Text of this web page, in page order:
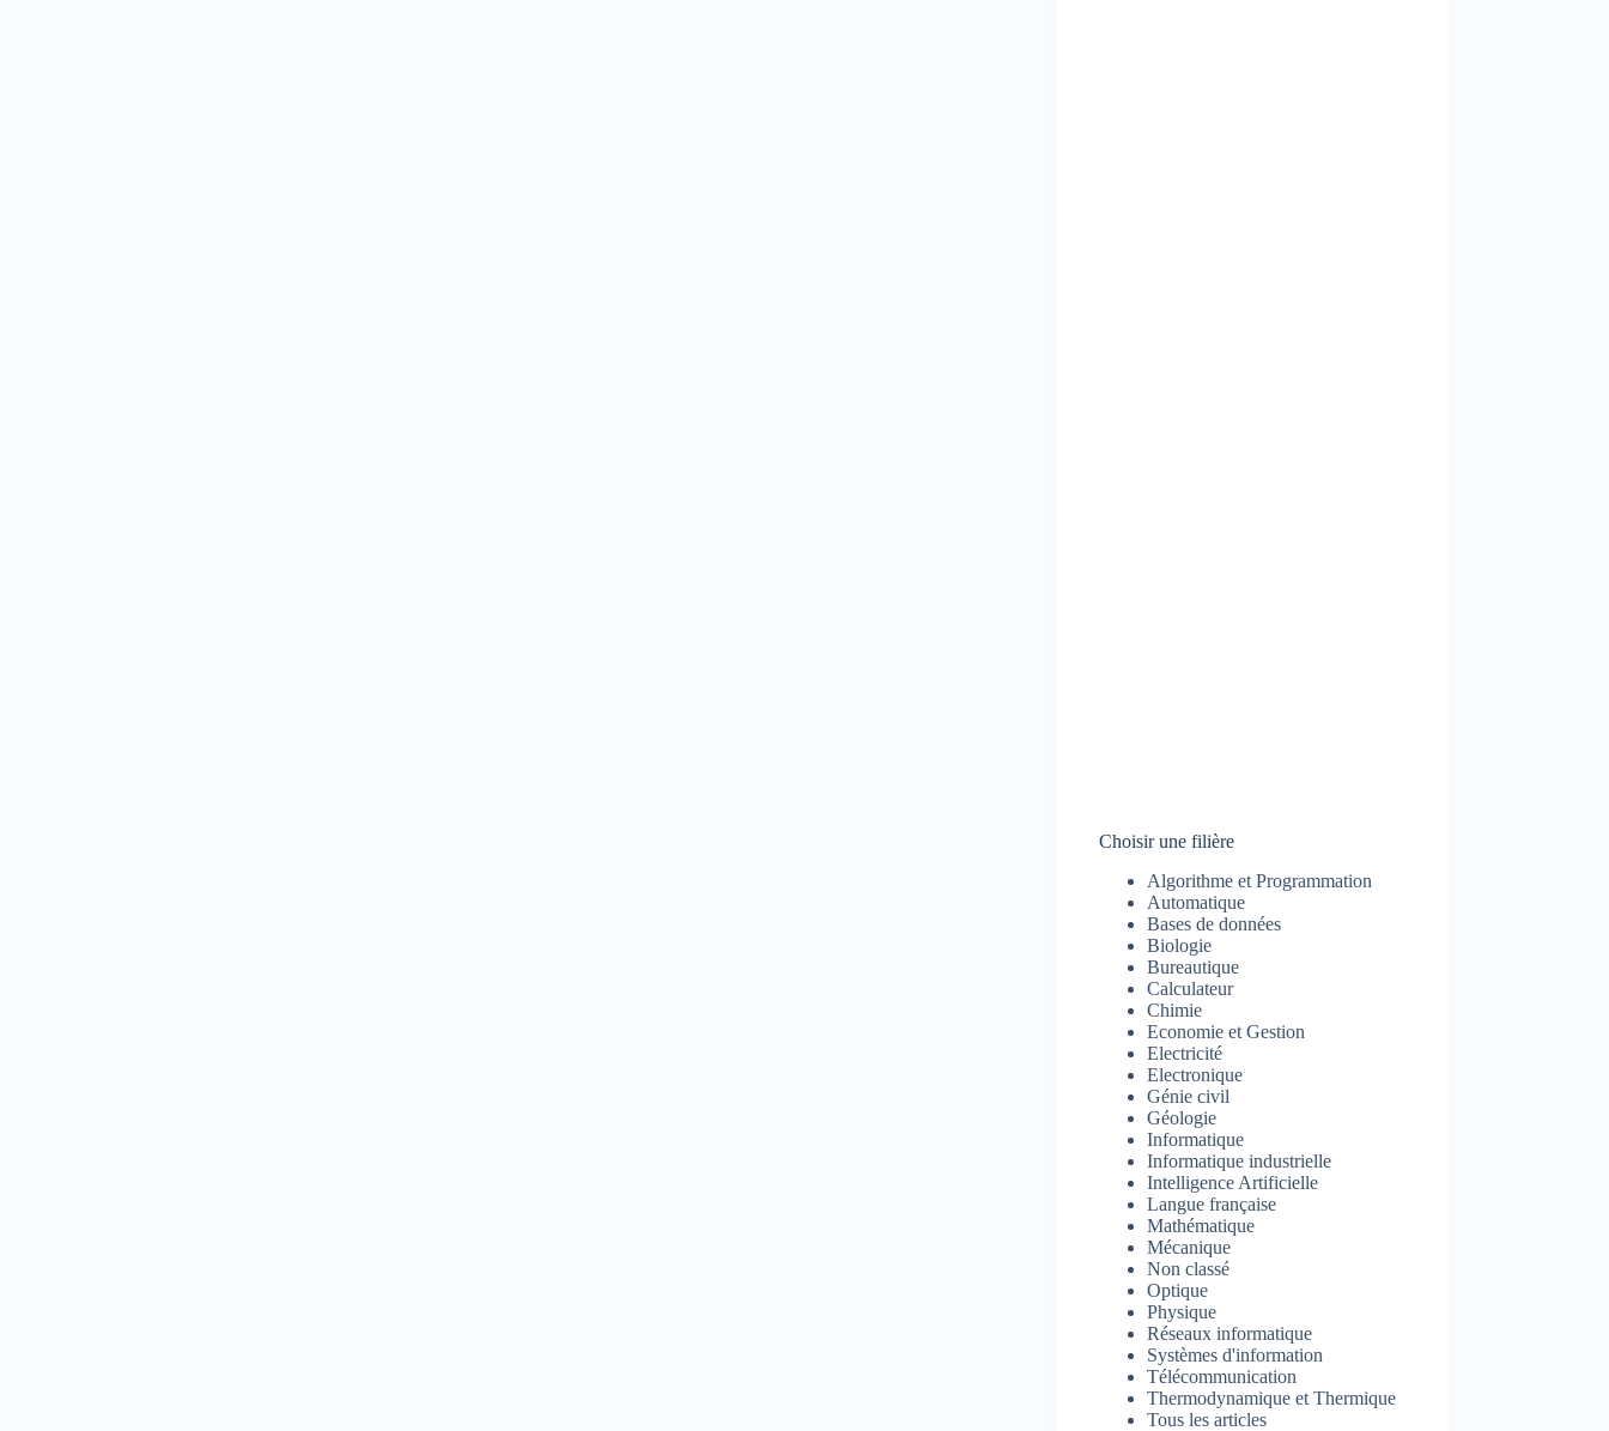
Choisir une filière
Algorithme et Programmation
Automatique
Bases de données
Biologie
Bureautique
Calculateur
Chimie
Economie et Gestion
Electricité
Electronique
Génie civil
Géologie
Informatique
Informatique industrielle
Intelligence Artificielle
Langue française
Mathématique
Mécanique
Non classé
Optique
Physique
Réseaux informatique
Systèmes d'information
Télécommunication
Thermodynamique et Thermique
Tous les articles